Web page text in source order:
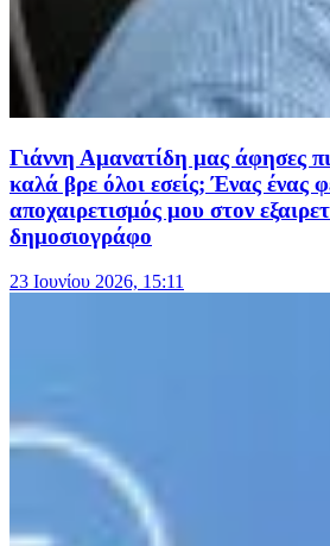
Γιάννη Αμανατίδη μας άφησες
καλά βρε όλοι εσείς; Ένας ένας
αποχαιρετισμός μου στον
δημοσιογράφο
23 Ιουνίου 2026, 15:11